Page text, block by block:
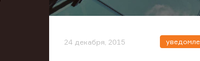
24 декабря, 2015